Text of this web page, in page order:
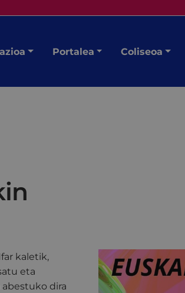
Portalea Coliseoa
kaletik,
eta
dira